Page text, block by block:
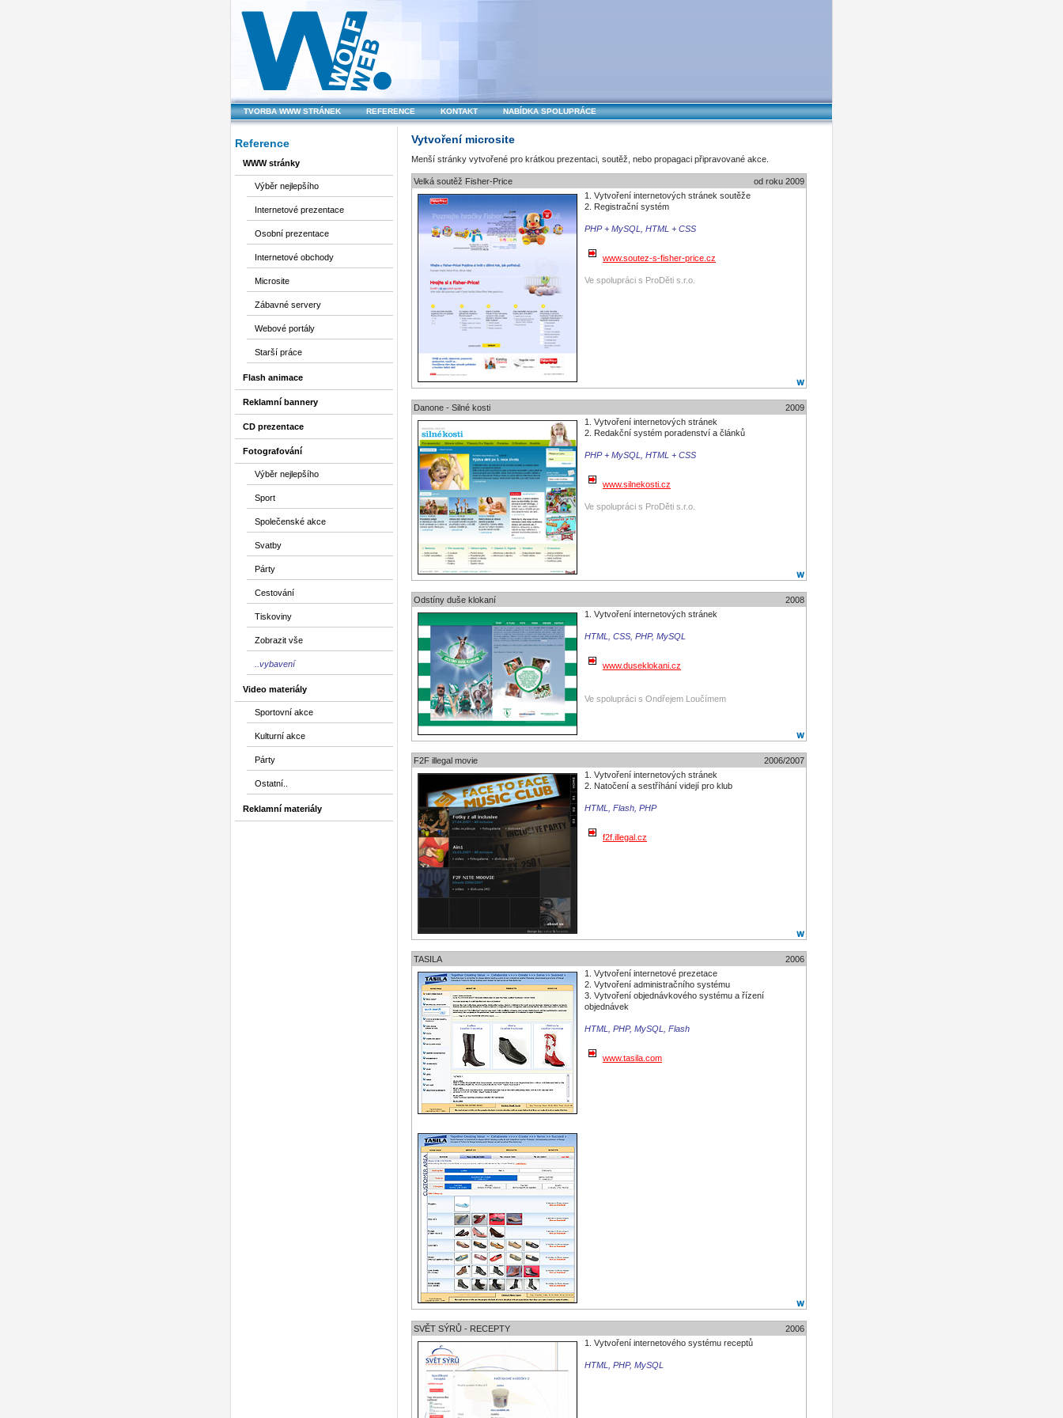
TVORBA WWW STRÁNEK REFERENCE KONTAKT NABÍDKA SPOLUPRÁCE
Vytvoření microsite
Menší stránky vytvořené pro krátkou prezentaci, soutěž, nebo propagaci připravované akce.
Velká soutěž Fisher-Price
od roku 2009
1. Vytvoření internetových stránek soutěže
2. Registrační systém
PHP + MySQL, HTML + CSS
www.soutez-s-fisher-price.cz
Ve spolupráci s ProDěti s.r.o.
Danone - Silné kosti
2009
1. Vytvoření internetových stránek
2. Redakční systém poradenství a článků
PHP + MySQL, HTML + CSS
www.silnekosti.cz
Ve spolupráci s ProDěti s.r.o.
Odstíny duše klokaní
2008
1. Vytvoření internetových stránek
HTML, CSS, PHP, MySQL
www.duseklokani.cz
Ve spolupráci s Ondřejem Loučímem
F2F illegal movie
2006/2007
1. Vytvoření internetových stránek
2. Natočení a sestříhání videjí pro klub
HTML, Flash, PHP
f2f.illegal.cz
TASILA
2006
1. Vytvoření internetové prezetace
2. Vytvoření administračního systému
3. Vytvoření objednávkového systému a řízení
objednávek
HTML, PHP, MySQL, Flash
www.tasila.com
SVĚT SÝRŮ - RECEPTY
2006
1. Vytvoření internetového systému receptů
HTML, PHP, MySQL
Reference
WWW stránky
Výběr nejlepšího
Internetové prezentace
Osobní prezentace
Internetové obchody
Microsite
Zábavné servery
Webové portály
Starší práce
Flash animace
Reklamní bannery
CD prezentace
Fotografování
Výběr nejlepšího
Sport
Společenské akce
Svatby
Párty
Cestování
Tiskoviny
Zobrazit vše
..vybavení
Video materiály
Sportovní akce
Kulturní akce
Párty
Ostatní..
Reklamní materiály